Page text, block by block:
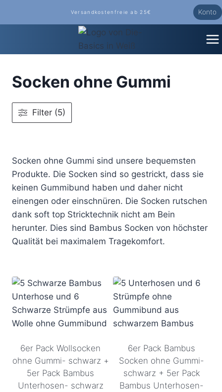
Versandkostenfreie ab 25€ Konto
Socken ohne Gummi
Filter (5)
Socken ohne Gummi sind unsere bequemsten
Produkte. Die Socken sind so gestrickt, dass sie
keinen Gummibund haben und daher nicht
einengen oder einschnüren. Die Socken rutschen
dank soft top Stricktechnik nicht am Bein
herunter. Dies sind Bambus Socken von höchster
Qualität bei maximalem Tragekomfort.
6er Pack Wollsocken
ohne Gummi- schwarz +
5er Pack Bambus
Unterhosen- schwarz
6er Pack Bambus
Socken ohne Gummi-
schwarz + 5er Pack
Bambus Unterhosen-